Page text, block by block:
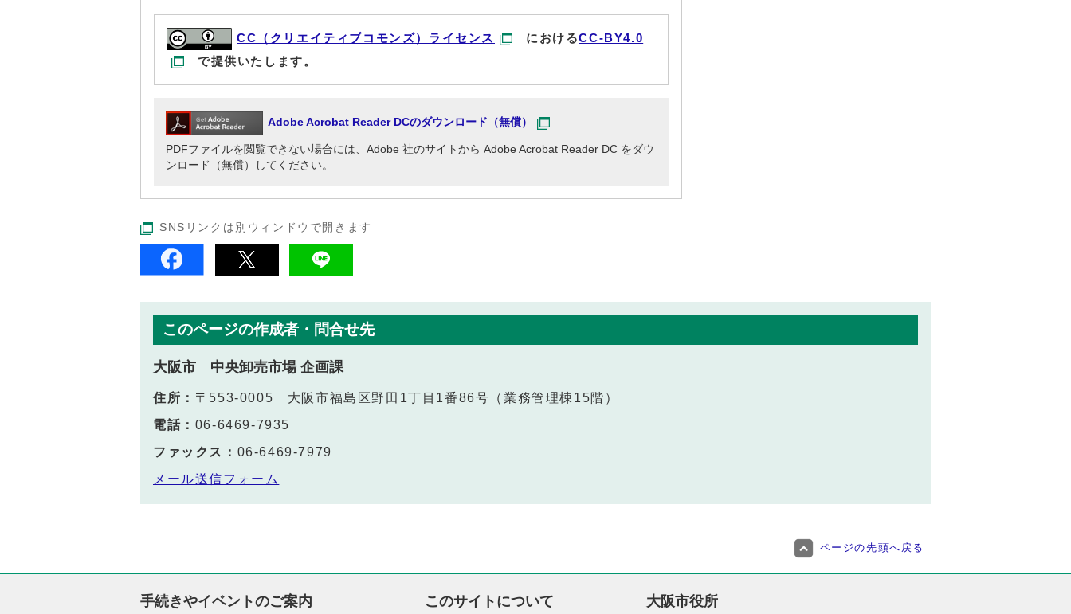
CC（クリエイティブコモンズ）ライセンス におけるCC-BY4.0
で提供いたします。
Adobe Acrobat Reader DCのダウンロード（無償）
PDFファイルを閲覧できない場合には、Adobe 社のサイトから Adobe Acrobat Reader DC をダウ
ンロード（無償）してください。
SNSリンクは別ウィンドウで開きます
このページの作成者・問合せ先
大阪市 中央卸売市場 企画課
住所： 〒553-0005 大阪市福島区野田1丁目1番86号（業務管理棟15階）
電話： 06-6469-7935
ファックス： 06-6469-7979
メール送信フォーム
ページの先頭へ戻る
手続きやイベントのご案内 このサイトについて 大阪市役所